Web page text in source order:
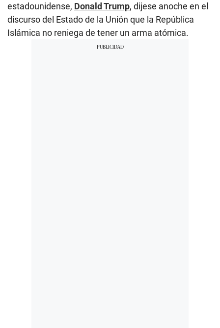
estadounidense, Donald Trump, dijese anoche en el
discurso del Estado de la Unión que la República
Islámica no reniega de tener un arma atómica.